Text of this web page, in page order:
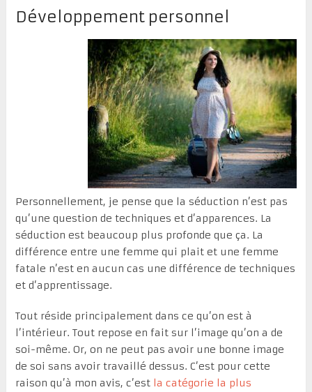
Développement personnel
Personnellement, je pense que la séduction n’est pas
qu’une question de techniques et d’apparences. La
séduction est beaucoup plus profonde que ça. La
différence entre une femme qui plait et une femme
fatale n’est en aucun cas une différence de techniques
et d’apprentissage.
Tout réside principalement dans ce qu’on est à
l’intérieur. Tout repose en fait sur l’image qu’on a de
soi-même. Or, on ne peut pas avoir une bonne image
de soi sans avoir travaillé dessus. C’est pour cette
raison qu’à mon avis, c’est la catégorie la plus